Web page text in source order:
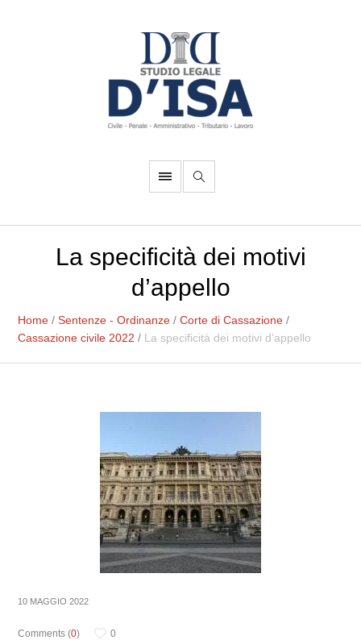
La specificità dei motivi
d’appello
Home /Sentenze - Ordinanze /Corte di Cassazione /
Cassazione civile 2022 / La specificità dei motivi d’appello
10 MAGGIO 2022
Comments (0)
0